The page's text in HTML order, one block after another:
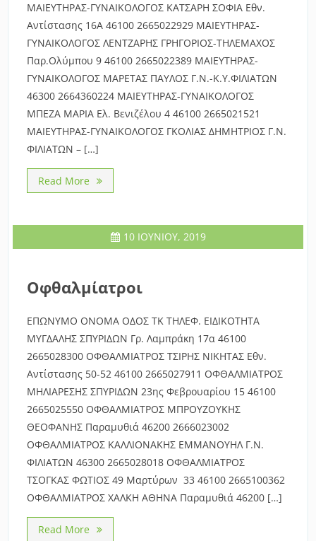
ΜΑΙΕΥΤΗΡΑΣ-ΓΥΝΑΙΚΟΛΟΓΟΣ ΚΑΤΣΑΡΗ ΣΟΦΙΑ Εθν.
Αντίστασης 16Α 46100 2665022929 ΜΑΙΕΥΤΗΡΑΣ-
ΓΥΝΑΙΚΟΛΟΓΟΣ ΛΕΝΤΖΑΡΗΣ ΓΡΗΓΟΡΙΟΣ-ΤΗΛΕΜΑΧΟΣ
Παρ.Ολύμπου 9 46100 2665022389 ΜΑΙΕΥΤΗΡΑΣ-
ΓΥΝΑΙΚΟΛΟΓΟΣ ΜΑΡΕΤΑΣ ΠΑΥΛΟΣ Γ.Ν.-Κ.Υ.ΦΙΛΙΑΤΩΝ
46300 2664360224 ΜΑΙΕΥΤΗΡΑΣ-ΓΥΝΑΙΚΟΛΟΓΟΣ
ΜΠΕΖΑ ΜΑΡΙΑ Ελ. Βενιζέλου 4 46100 2665021521
ΜΑΙΕΥΤΗΡΑΣ-ΓΥΝΑΙΚΟΛΟΓΟΣ ΓΚΟΛΙΑΣ ΔΗΜΗΤΡΙΟΣ Γ.Ν.
ΦΙΛΙΑΤΩΝ – […]
Read More
10 ΙΟΥΝΊΟΥ, 2019
Οφθαλμίατροι
ΕΠΩΝΥΜΟ ΟΝΟΜΑ ΟΔΟΣ ΤΚ ΤΗΛΕΦ. ΕΙΔΙΚΟΤΗΤΑ
ΜΥΓΔΑΛΗΣ ΣΠΥΡΙΔΩΝ Γρ. Λαμπράκη 17α 46100
2665028300 ΟΦΘΑΛΜΙΑΤΡΟΣ ΤΣΙΡΗΣ ΝΙΚΗΤΑΣ Εθν.
Αντίστασης 50-52 46100 2665027911 ΟΦΘΑΛΜΙΑΤΡΟΣ
ΜΗΛΙΑΡΕΣΗΣ ΣΠΥΡΙΔΩΝ 23ης Φεβρουαρίου 15 46100
2665025550 ΟΦΘΑΛΜΙΑΤΡΟΣ ΜΠΡΟΥΖΟΥΚΗΣ
ΘΕΟΦΑΝΗΣ Παραμυθιά 46200 2666023002
ΟΦΘΑΛΜΙΑΤΡΟΣ ΚΑΛΛΙΟΝΑΚΗΣ ΕΜΜΑΝΟΥΗΛ Γ.Ν.
ΦΙΛΙΑΤΩΝ 46300 2665028018 ΟΦΘΑΛΜΙΑΤΡΟΣ
ΤΣΟΓΚΑΣ ΦΩΤΙΟΣ 49 Μαρτύρων 33 46100 2665100362
ΟΦΘΑΛΜΙΑΤΡΟΣ ΧΑΛΚΗ ΑΘΗΝΑ Παραμυθιά 46200 […]
Read More